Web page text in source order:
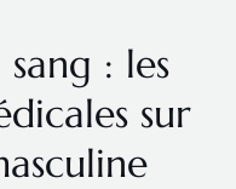
: les
sur